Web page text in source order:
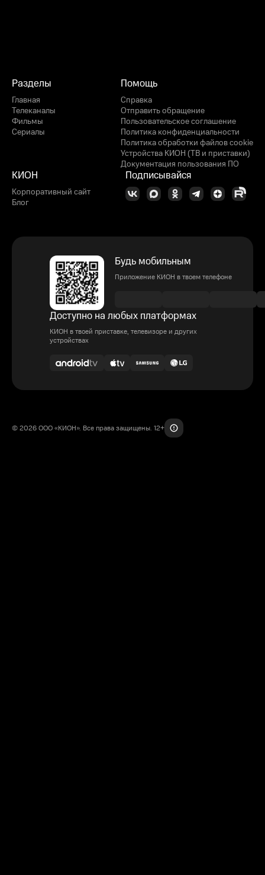
Разделы
Главная
Телеканалы
Фильмы
Сериалы
Помощь
Справка
Отправить обращение
Пользовательское соглашение
Политика конфиденциальности
Политика обработки файлов cookie
Устройства КИОН (ТВ и приставки)
Документация пользования ПО
КИОН
Корпоративный сайт
Блог
Подписывайся
Будь мобильным
Приложение КИОН в твоем телефоне
Доступно на любых платформах
КИОН в твоей приставке, телевизоре и других
устройствах
© 2026 ООО «КИОН». Все права защищены. 12+